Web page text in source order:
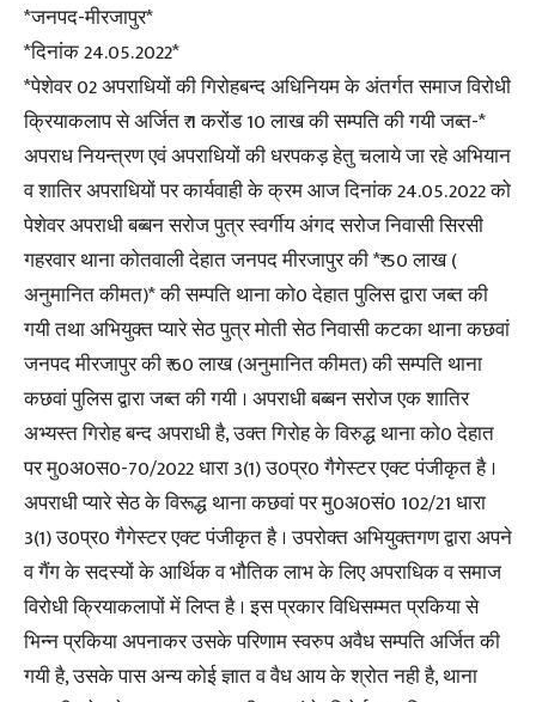
*जनपद-मीरजापुर*
*दिनांक 24.05.2022*
*पेशेवर 02 अपराधियों की गिरोहबन्द अधिनियम के अंतर्गत समाज विरोधी
क्रियाकलाप से अर्जित ₹ 1 करोंड 10 लाख की सम्पति की गयी जब्त-*
अपराध नियन्त्रण एवं अपराधियों की धरपकड़ हेतु चलाये जा रहे अभियान
व शातिर अपराधियों पर कार्यवाही के क्रम आज दिनांक 24.05.2022 को
पेशेवर अपराधी बब्बन सरोज पुत्र स्वर्गीय अंगद सरोज निवासी सिरसी
गहरवार थाना कोतवाली देहात जनपद मीरजापुर की *₹ 50 लाख (
अनुमानित कीमत)* की सम्पति थाना को0 देहात पुलिस द्वारा जब्त की
गयी तथा अभियुक्त प्यारे सेठ पुत्र मोती सेठ निवासी कटका थाना कछवां
जनपद मीरजापुर की ₹ 60 लाख (अनुमानित कीमत) की सम्पति थाना
कछवां पुलिस द्वारा जब्त की गयी । अपराधी बब्बन सरोज एक शातिर
अभ्यस्त गिरोह बन्द अपराधी है, उक्त गिरोह के विरुद्ध थाना को0 देहात
पर मु0अ0स0-70/2022 धारा 3(1) उ0प्र0 गैगेस्टर एक्ट पंजीकृत है ।
अपराधी प्यारे सेठ के विरूद्ध थाना कछवां पर मु0अ0सं0 102/21 धारा
3(1) उ0प्र0 गैगेस्टर एक्ट पंजीकृत है । उपरोक्त अभियुक्तगण द्वारा अपने
व गैंग के सदस्यों के आर्थिक व भौतिक लाभ के लिए अपराधिक व समाज
विरोधी क्रियाकलापों में लिप्त है । इस प्रकार विधिसम्मत प्रकिया से
भिन्न प्रकिया अपनाकर उसके परिणाम स्वरुप अवैध सम्पति अर्जित की
गयी है, उसके पास अन्य कोई ज्ञात व वैध आय के श्रोत नही है, थाना